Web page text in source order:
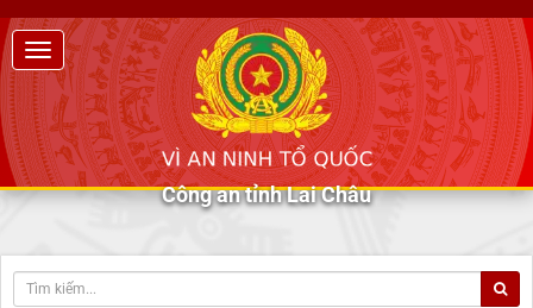
Công an tỉnh Lai Châu